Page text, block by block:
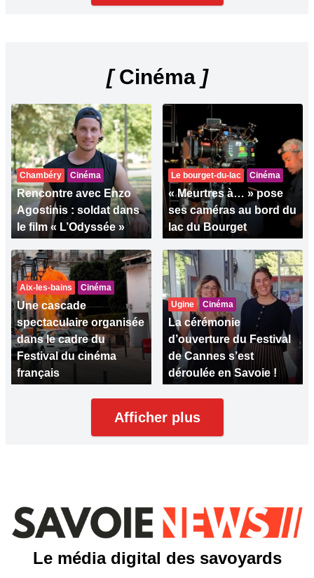
[Cinéma ]
Chambéry Cinéma
Rencontre avec Enzo
Agostinis : soldat dans
le film « L’Odyssée »
Le bourget-du-lac Cinéma
« Meurtres à… » pose
ses caméras au bord du
lac du Bourget
Aix-les-bains Cinéma
Une cascade
spectaculaire organisée
dans le cadre du
Festival du cinéma
français
Ugine Cinéma
La cérémonie
d’ouverture du Festival
de Cannes s’est
déroulée en Savoie !
Afficher plus
Le média digital des savoyards